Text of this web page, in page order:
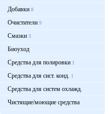
Добавки 8
Очистители 9
Смазки 3
Биоуход
Средства для полировки 1
Средства для сист. конд. 1
Средства для систем охлажд.
Чистящие/моющие средства